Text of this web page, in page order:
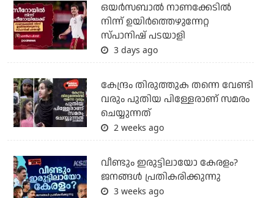
ഒയര്‍സബാൽ നാണക്കേടിൽ
നിന്ന് ഉയിർത്തെഴുന്നേറ്റ
സ്പാനിഷ് പടയാളി
3 days ago
കേന്ദ്രം തിരുത്തുക തന്നെ വേണ്ടി
വരും പുതിയ പിള്ളേരാണ് സമരം
ചെയ്യുന്നത്
2 weeks ago
വീണ്ടും ഇരുട്ടിലായോ കേരളം?
ജനങ്ങൾ പ്രതികരിക്കുന്നു
3 weeks ago